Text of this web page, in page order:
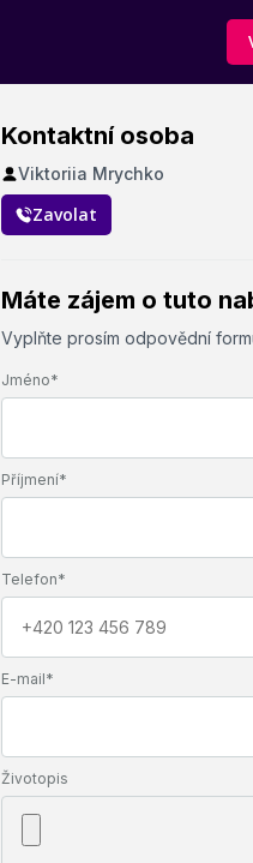
Kontaktní osoba
Viktoriia Mrychko
Zavolat
Máte zájem o tuto
Vyplňte prosím odpovědní
Jméno*
Příjmení*
Telefon*
E-mail*
Životopis